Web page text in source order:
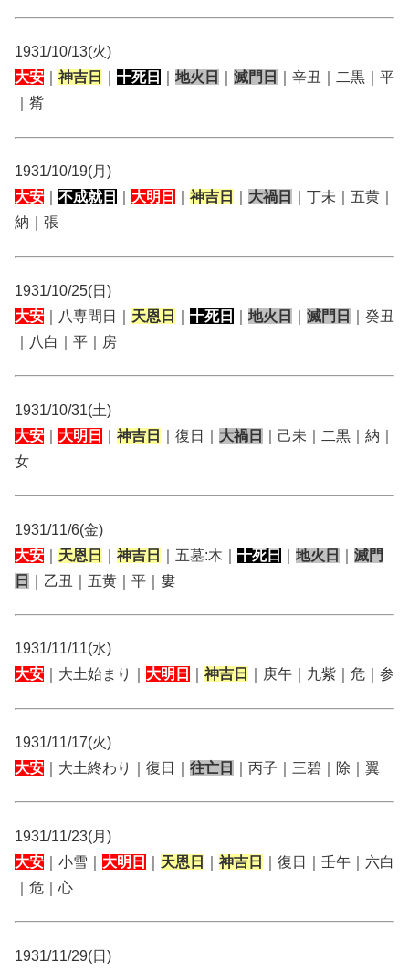
1931/10/13(火)
大安
神吉日 十死日 地火日 滅門日
｜辛丑｜二黒｜平
｜觜
1931/10/19(月)
大安
不成就日 大明日 神吉日 大禍日
｜丁未｜五黄｜
納｜張
1931/10/25(日)
大安 ｜八専間日｜ 天恩日 十死日 地火日 滅門日
｜癸丑
｜八白｜平｜房
1931/10/31(土)
大安
大明日 神吉日 ｜復日｜ 大禍日
｜己未｜二黒｜納｜
女
1931/11/6(金)
大安
天恩日 神吉日 ｜五墓:木｜ 十死日 地火日
滅門
日
｜乙丑｜五黄｜平｜婁
1931/11/11(水)
大安 ｜大土始まり｜ 大明日 神吉日 ｜庚午｜九紫｜危｜参
1931/11/17(火)
大安 ｜大土終わり｜復日｜ 往亡日 ｜丙子｜三碧｜除｜翼
1931/11/23(月)
大安 ｜小雪｜ 大明日 天恩日 神吉日
｜復日｜壬午｜六白
｜危｜心
1931/11/29(日)